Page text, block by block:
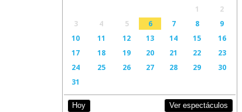
1
2
3
4 5 6 7 8
9
10
11 12 13 14 15
16
17
18 19 20 21 22
23
24
25 26 27 28 29
30
31
Hoy Ver espectáculos